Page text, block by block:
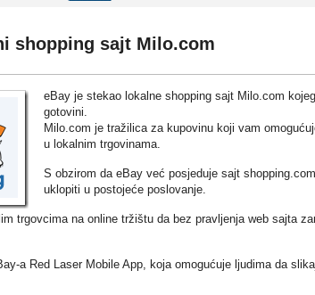
shopping sajt Milo.com
eBay je stekao lokalne shopping sajt Milo.com
gotovini.
Milo.com je tražilica za kupovinu koji vam
u lokalnim trgovinama.
S obzirom da eBay već posjeduje sajt
uklopiti u postojeće poslovanje.
trgovcima na online tržištu da bez pravljenja web sajta
a Red Laser Mobile App, koja omogućuje ljudima da